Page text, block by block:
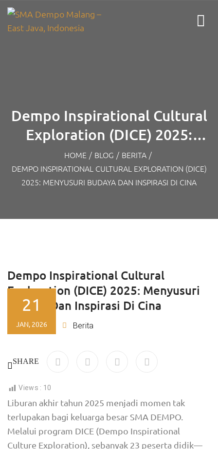
Dempo Inspirational Cultural
Exploration (DICE) 2025:
Menyusuri Budaya dan
Inspirasi di Cina
HOME / BLOG / BERITA /
DEMPO INSPIRATIONAL CULTURAL EXPLORATION (DICE)
2025: MENYUSURI BUDAYA DAN INSPIRASI DI CINA
Dempo Inspirational Cultural
Exploration (DICE) 2025: Menyusuri
Budaya Dan Inspirasi Di Cina
By Ajeng Berita
21
JAN, 2026
SHARE
Views : 10
Liburan akhir tahun 2025 menjadi momen tak
terlupakan bagi keluarga besar SMA DEMPO.
Melalui program DICE (Dempo Inspirational
Culture Exploration), sebanyak 23 peserta didik—